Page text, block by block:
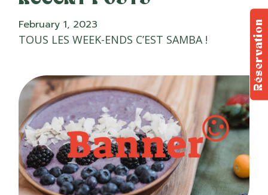
February 1, 2023
TOUS LES WEEK-ENDS C’EST SAMBA !
Réservation